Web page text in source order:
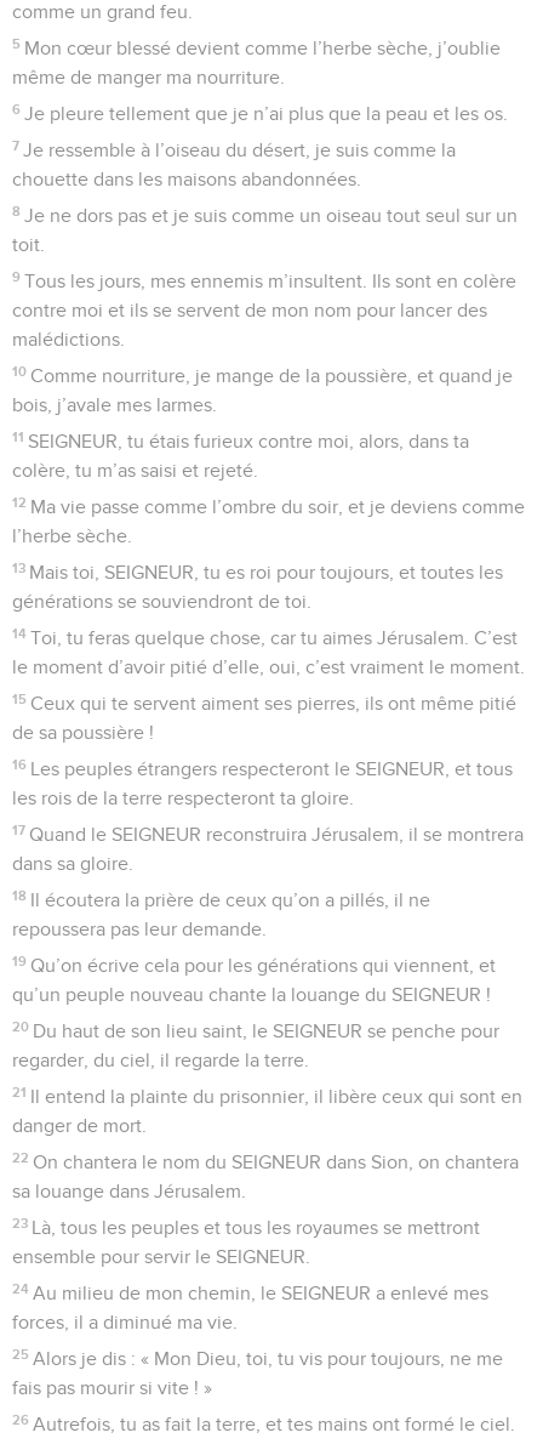
comme un grand feu.
5 Mon cœur blessé devient comme l’herbe sèche, j’oublie
même de manger ma nourriture.
6 Je pleure tellement que je n’ai plus que la peau et les os.
7 Je ressemble à l’oiseau du désert, je suis comme la
chouette dans les maisons abandonnées.
8 Je ne dors pas et je suis comme un oiseau tout seul sur un
toit.
9 Tous les jours, mes ennemis m’insultent. Ils sont en colère
contre moi et ils se servent de mon nom pour lancer des
malédictions.
10 Comme nourriture, je mange de la poussière, et quand je
bois, j’avale mes larmes.
11 SEIGNEUR, tu étais furieux contre moi, alors, dans ta
colère, tu m’as saisi et rejeté.
12 Ma vie passe comme l’ombre du soir, et je deviens comme
l’herbe sèche.
13 Mais toi, SEIGNEUR, tu es roi pour toujours, et toutes les
générations se souviendront de toi.
14 Toi, tu feras quelque chose, car tu aimes Jérusalem. C’est
le moment d’avoir pitié d’elle, oui, c’est vraiment le moment.
15 Ceux qui te servent aiment ses pierres, ils ont même pitié
de sa poussière !
16 Les peuples étrangers respecteront le SEIGNEUR, et tous
les rois de la terre respecteront ta gloire.
17 Quand le SEIGNEUR reconstruira Jérusalem, il se montrera
dans sa gloire.
18 Il écoutera la prière de ceux qu’on a pillés, il ne
repoussera pas leur demande.
19 Qu’on écrive cela pour les générations qui viennent, et
qu’un peuple nouveau chante la louange du SEIGNEUR !
20 Du haut de son lieu saint, le SEIGNEUR se penche pour
regarder, du ciel, il regarde la terre.
21 Il entend la plainte du prisonnier, il libère ceux qui sont en
danger de mort.
22 On chantera le nom du SEIGNEUR dans Sion, on chantera
sa louange dans Jérusalem.
23 Là, tous les peuples et tous les royaumes se mettront
ensemble pour servir le SEIGNEUR.
24 Au milieu de mon chemin, le SEIGNEUR a enlevé mes
forces, il a diminué ma vie.
25 Alors je dis : « Mon Dieu, toi, tu vis pour toujours, ne me
fais pas mourir si vite ! »
26 Autrefois, tu as fait la terre, et tes mains ont formé le ciel.